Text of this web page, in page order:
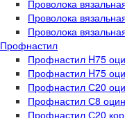
Проволока
Проволока
Проволока
Профнастил
Профнастил H75
Профнастил H75
Профнастил С20
Профнастил С8
Профнастил С20